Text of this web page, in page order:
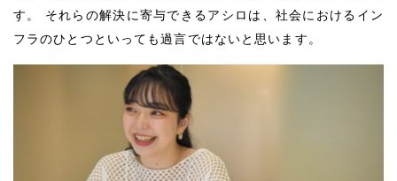
す。 それらの解決に寄与できるアシロは、社会におけるイン
フラのひとつといっても過言ではないと思います。